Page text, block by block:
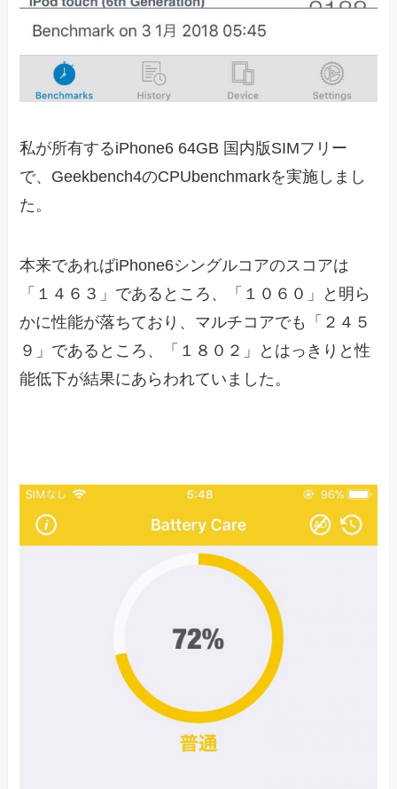
私が所有するiPhone6 64GB 国内版SIMフリー
で、Geekbench4のCPUbenchmarkを実施しまし
た。
本来であればiPhone6シングルコアのスコアは
「１４６３」であるところ、「１０６０」と明ら
かに性能が落ちており、マルチコアでも「２４５
９」であるところ、「１８０２」とはっきりと性
能低下が結果にあらわれていました。